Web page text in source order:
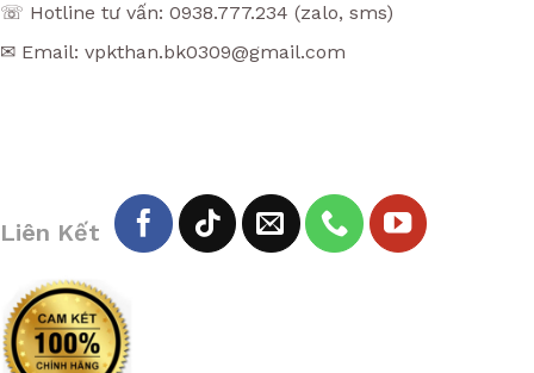
☏ Hotline tư vấn: 0938.777.234 (zalo, sms)
✉ Email: vpkthan.bk0309@gmail.com
Liên Kết